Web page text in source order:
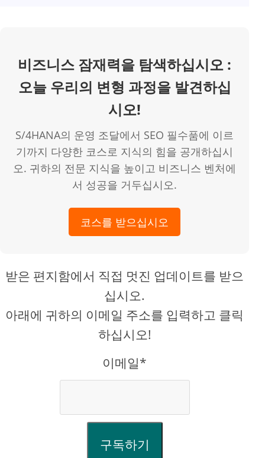
o
비즈니스 잠재력을 탐색하십시오 :
오늘 우리의 변형 과정을 발견하십
시오!
S/4HANA의 운영 조달에서 SEO 필수품에 이르
기까지 다양한 코스로 지식의 힘을 공개하십시
오. 귀하의 전문 지식을 높이고 비즈니스 벤처에
서 성공을 거두십시오.
코스를 받으십시오
받은 편지함에서 직접 멋진 업데이트를 받으
십시오.
아래에 귀하의 이메일 주소를 입력하고 클릭
하십시오!
이메일*
구독하기